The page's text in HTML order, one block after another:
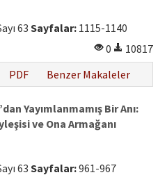
63 Sayfalar: 1115-1140
0
10817
PDF Benzer Makaleler
Yayımlanmamış Bir Anı:
ve Ona Armağanı
63 Sayfalar:961-967